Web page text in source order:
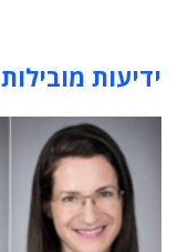
ידיעות מובילות